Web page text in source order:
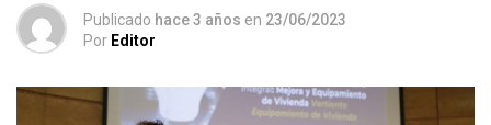
Publicado hace 3 años en 23/06/2023
Por Editor